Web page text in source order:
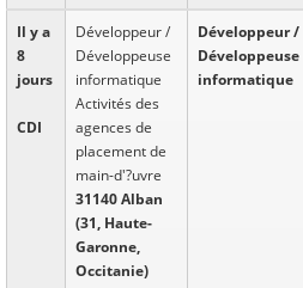
Il y a
8
jours
CDI
Développeur /
Développeuse
informatique
Activités des
agences de
placement de
main-d'?uvre
31140 Alban
(31, Haute-
Garonne,
Occitanie)
Développeur /
Développeuse
informatique